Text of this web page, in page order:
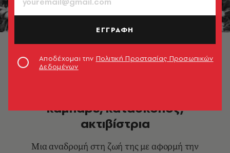
Τζόζεφιν Μπέικερ © Keystone-France/Getty Images
καμπαρέ, κατάσκοπος,
ακτιβίστρια
Μια αναδρομή στη ζωή της με αφορμή την
ΕΓΓΡΑΦΗ
Αποδέχομαι την Πολιτική Προστασίας Προσωπικών
Δεδομένων